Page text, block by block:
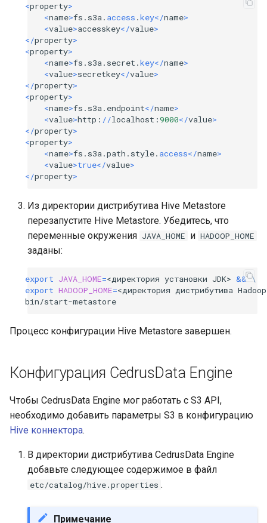
<property>
<name>fs . s3a. access .key</name>
<value>accesskey</value>
</property>
<property>
<name>fs . s3a. secret .key</name>
<value>secretkey</value>
</property>
<property>
<name>fs . s3a. endpoint</name>
<value>http : //localhost :9000</value>
</property>
<property>
<name>fs . s3a.path . style. access</name>
<value>true</value>
</property>
Из директории дистрибутива Hive Metastore
перезапустите Hive Metastore. Убедитесь, что
переменные окружения JAVA_HOME и HADOOP_HOME
заданы:
export JAVA_HOME=<директория установки JDK> && \
export HADOOP_HOME=<директория дистрибутива
Процесс конфигурации Hive Metastore завершен.
Конфигурация CedrusData Engine
Чтобы CedrusData Engine мог работать с S3 API,
необходимо добавить параметры S3 в конфигурацию
Hive коннектора.
В директории дистрибутива CedrusData Engine
добавьте следующее содержимое в файл
etc/catalog/hive.properties .
Примечание